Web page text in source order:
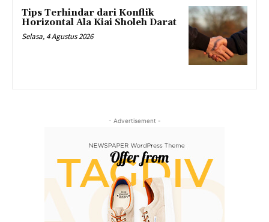
Tips Terhindar dari Konflik
Horizontal Ala Kiai Sholeh Darat
Selasa, 4 Agustus 2026
- Advertisement -